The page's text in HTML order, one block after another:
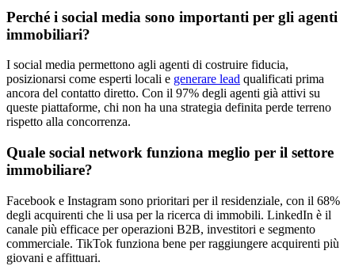
Perché i social media sono importanti per gli agenti
immobiliari?
I social media permettono agli agenti di costruire fiducia,
posizionarsi come esperti locali e generare lead qualificati prima
ancora del contatto diretto. Con il 97% degli agenti già attivi su
queste piattaforme, chi non ha una strategia definita perde terreno
rispetto alla concorrenza.
Quale social network funziona meglio per il settore
immobiliare?
Facebook e Instagram sono prioritari per il residenziale, con il 68%
degli acquirenti che li usa per la ricerca di immobili. LinkedIn è il
canale più efficace per operazioni B2B, investitori e segmento
commerciale. TikTok funziona bene per raggiungere acquirenti più
giovani e affittuari.